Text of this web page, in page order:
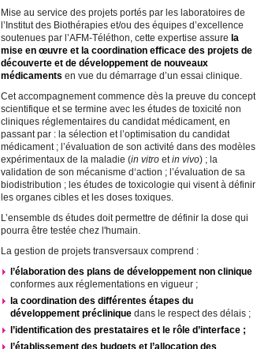
Mise au service des projets portés par les laboratoires de
l’Institut des Biothérapies et/ou des équipes d’excellence
soutenues par l’AFM-Téléthon, cette expertise assure la
mise en œuvre et la coordination efficace des projets de
découverte et de développement de nouveaux
médicaments en vue du démarrage d’un essai clinique.
Cet accompagnement commence dès la preuve du concept
scientifique et se termine avec les études de toxicité non
cliniques réglementaires du candidat médicament, en
passant par : la sélection et l’optimisation du candidat
médicament ; l’évaluation de son activité dans des modèles
expérimentaux de la maladie (in vitro etin vivo) ; la
validation de son mécanisme d‘action ; l’évaluation de sa
biodistribution ; les études de toxicologie qui visent à définir
les organes cibles et les doses toxiques.
L’ensemble ds études doit permettre de définir la dose qui
pourra être testée chez l'humain.
La gestion de projets transversaux comprend :
l’élaboration des plans de développement non clinique
conformes aux réglementations en vigueur ;
la coordination des différentes étapes du
développement préclinique dans le respect des délais ;
l’identification des prestataires et le rôle d’interface ;
l’établissement des budgets et l’allocation des